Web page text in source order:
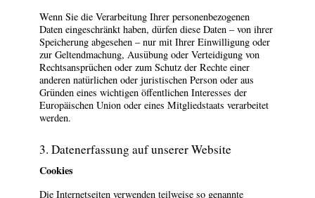
Wenn Sie die Verarbeitung Ihrer personenbezogenen
Daten eingeschränkt haben, dürfen diese Daten – von ihrer
Speicherung abgesehen – nur mit Ihrer Einwilligung oder
zur Geltendmachung, Ausübung oder Verteidigung von
Rechtsansprüchen oder zum Schutz der Rechte einer
anderen natürlichen oder juristischen Person oder aus
Gründen eines wichtigen öffentlichen Interesses der
Europäischen Union oder eines Mitgliedstaats verarbeitet
werden.
3. Datenerfassung auf unserer Website
Cookies
Die Internetseiten verwenden teilweise so genannte